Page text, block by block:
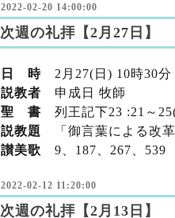
2022-02-20 14:00:00
次週の礼拝【2月27日】
日 時 2 月27(日) 10時30
説教者 申成日 牧師
聖 書 列王記下23 :21～
説教題
「御言葉による改革
讃美歌 9、187、267、539
2022-02-12 11:20:00
次週の礼拝【2月13日】